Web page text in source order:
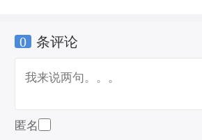
什么支撑
0 条评论
匿名